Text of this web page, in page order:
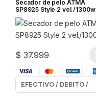
SECADORES de PELO
Secador de pelo ATMA
SP8925 Style 2 vel./1300w
$ 37.999